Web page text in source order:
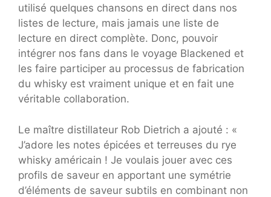
utilisé quelques chansons en direct dans nos
listes de lecture, mais jamais une liste de
lecture en direct complète. Donc, pouvoir
intégrer nos fans dans le voyage Blackened et
les faire participer au processus de fabrication
du whisky est vraiment unique et en fait une
véritable collaboration.
Le maître distillateur Rob Dietrich a ajouté : «
J’adore les notes épicées et terreuses du rye
whisky américain ! Je voulais jouer avec ces
profils de saveur en apportant une symétrie
d’éléments de saveur subtils en combinant non